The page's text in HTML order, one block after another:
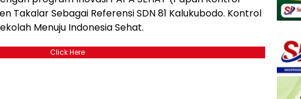
Takalar Sebagai Referensi SDN 81 Kalukubodo. Kontrol
Menuju Indonesia Sehat.
Click Here